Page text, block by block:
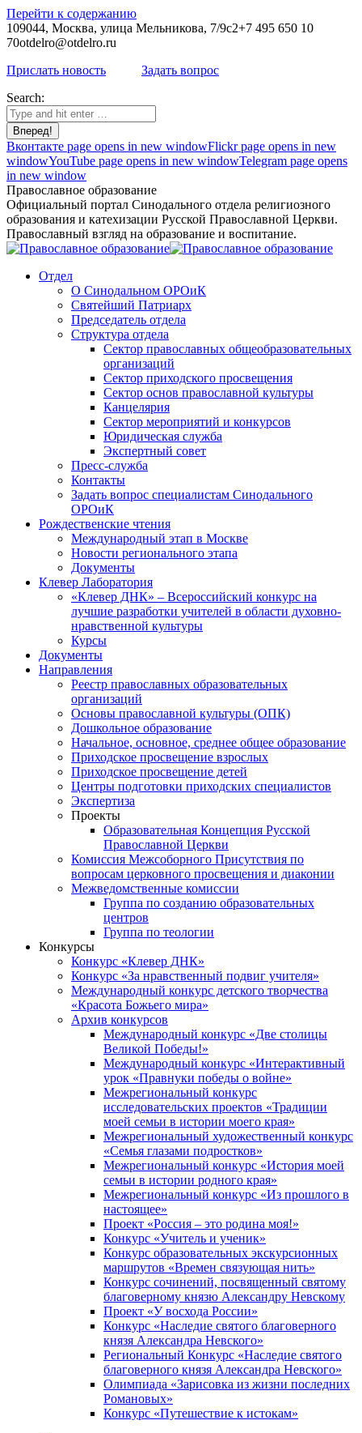
Перейти к содержанию
109044, Москва, улица Мельникова, 7/9с2+7 495 650 10
70otdelro@otdelro.ru
Прислать новость
Задать вопрос
Search:
Вконтакте page opens in new windowFlickr page opens in new
windowYouTube page opens in new windowTelegram page opens
in new window
Православное образование
Официальный портал Синодального отдела религиозного
образования и катехизации Русской Православной Церкви.
Православный взгляд на образование и воспитание.
Отдел
О Синодальном ОРОиК
Святейший Патриарх
Председатель отдела
Структура отдела
Сектор православных общеобразовательных
организаций
Сектор приходского просвещения
Сектор основ православной культуры
Канцелярия
Сектор мероприятий и конкурсов
Юридическая служба
Экспертный совет
Пресс-служба
Контакты
Задать вопрос специалистам Синодального
ОРОиК
Рождественские чтения
Международный этап в Москве
Новости регионального этапа
Документы
Клевер Лаборатория
«Клевер ДНК» – Всероссийский конкурс на
лучшие разработки учителей в области духовно-
нравственной культуры
Курсы
Документы
Направления
Реестр православных образовательных
организаций
Основы православной культуры (ОПК)
Дошкольное образование
Начальное, основное, среднее общее образование
Приходское просвещение взрослых
Приходское просвещение детей
Центры подготовки приходских специалистов
Экспертиза
Проекты
Образовательная Концепция Русской
Православной Церкви
Комиссия Межсоборного Присутствия по
вопросам церковного просвещения и диаконии
Межведомственные комиссии
Группа по созданию образовательных
центров
Группа по теологии
Конкурсы
Конкурс «Клевер ДНК»
Конкурс «За нравственный подвиг учителя»
Международный конкурс детского творчества
«Красота Божьего мира»
Архив конкурсов
Международный конкурс «Две столицы
Великой Победы!»
Международный конкурс «Интерактивный
урок «Правнуки победы о войне»
Межрегиональный конкурс
исследовательских проектов «Традиции
моей семьи в истории моего края»
Межрегиональный художественный конкурс
«Семья глазами подростков»
Межрегиональный конкурс «История моей
семьи в истории родного края»
Межрегиональный конкурс «Из прошлого в
настоящее»
Проект «Россия – это родина моя!»
Конкурс «Учитель и ученик»
Конкурс образовательных экскурсионных
маршрутов «Времен связующая нить»
Конкурс сочинений, посвященный святому
благоверному князю Александру Невскому
Проект «У восхода России»
Конкурс «Наследие святого благоверного
князя Александра Невского»
Региональный Конкурс «Наследие святого
благоверного князя Александра Невского»
Олимпиада «Зарисовка из жизни последних
Романовых»
Конкурс «Путешествие к истокам»